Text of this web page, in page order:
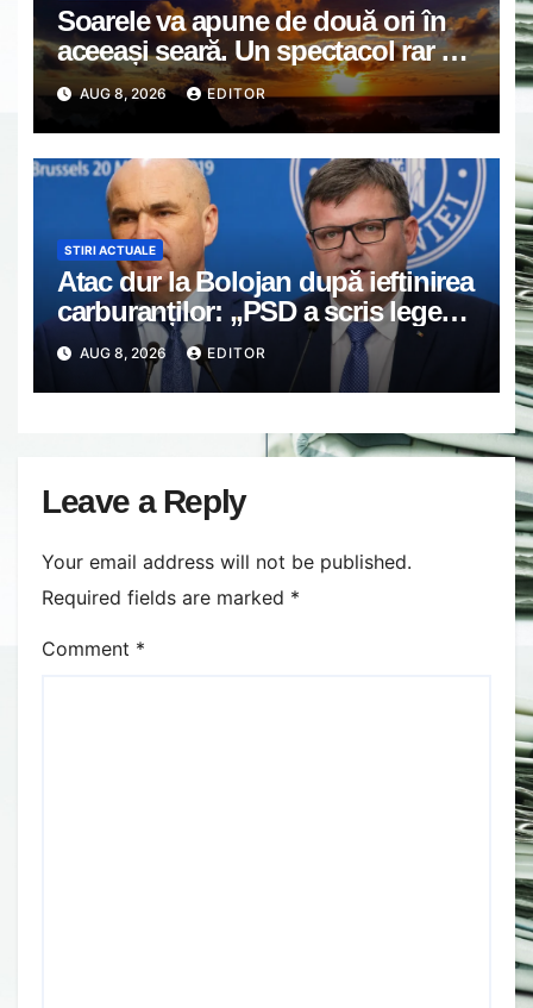
Soarele va apune de două ori în
aceeași seară. Un spectacol rar va
întrerupe liniștea unui sat din
Europa
AUG 8, 2026 EDITOR
STIRI ACTUALE
Atac dur la Bolojan după ieftinirea
carburanților: „PSD a scris legea.
Dumneavoastră ați scris discursul
de după”
AUG 8, 2026 EDITOR
Leave a Reply
Your email address will not be published.
Required fields are marked *
Comment *